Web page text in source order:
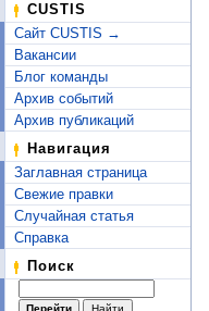
CUSTIS
Сайт CUSTIS →
Вакансии
Блог команды
Архив событий
Архив публикаций
Навигация
Заглавная страница
Свежие правки
Случайная статья
Справка
Поиск